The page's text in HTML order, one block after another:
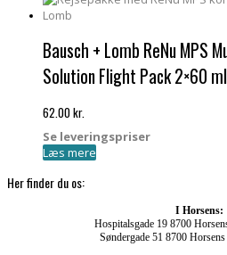
Bausch + Lomb ReNu MPS
Solution Flight Pack 2×60 ml
62.00kr.
Se leveringspriser
Læs mere
Her finder du os:
I Horsens:
Hospitalsgade 19 8700
Søndergade 51 8700 Horsens